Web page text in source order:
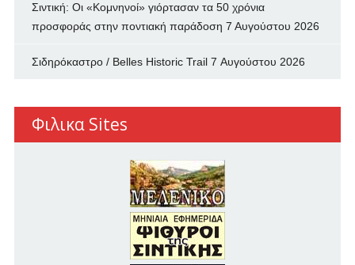
Σιντική: Οι «Κομνηνοί» γιόρτασαν τα 50 χρόνια
προσφοράς στην ποντιακή παράδοση 7 Αυγούστου 2026
Σιδηρόκαστρο / Belles Historic Trail 7 Αυγούστου 2026
Φιλικα Sites